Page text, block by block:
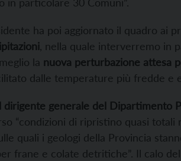
in particolare 30 Comuni”.
ha poi aggiornato il quadro ai
, nella quale interverremo in
la nuova perturbazione attesa
dalle temperature più fredde e
dirigente generale del Dipartimento
“condizioni di ripristino quasi totali
quali i geologi della Provincia
frane e colate detritiche”. Il calo